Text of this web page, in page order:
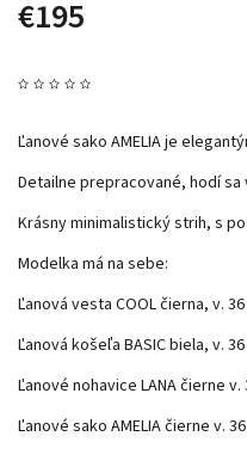
€195
Ľanové sako AMELIA je
Detailne prepracované, hodí sa
Krásny minimalistický strih, s
Modelka má na sebe:
Ľanová vesta COOL čierna, v.
Ľanová košeľa BASIC biela, v.
Ľanové nohavice LANA čierne
Ľanové sako AMELIA čierne v. 36